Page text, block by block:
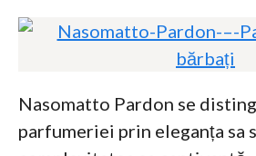
Nasomatto Pardon se
parfumeriei prin eleganța sa